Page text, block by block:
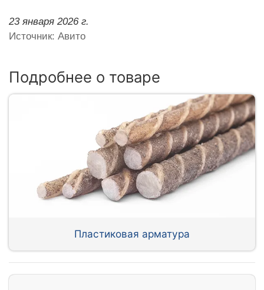
23 января 2026 г.
Источник: Авито
Подробнее о товаре
Пластиковая арматура